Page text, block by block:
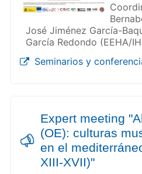
José Jiménez García-
García Redondo (EEHA/
Seminarios y
Expert meeting
(OE): culturas
en el
XIII-XVII)"